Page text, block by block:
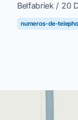
Belfabriek / 20
numeros-de-